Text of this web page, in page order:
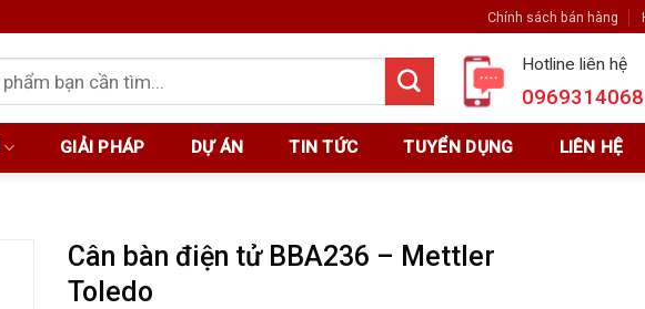
Chính sách bán hàng
Hotline liên hệ
0969314068
GIẢI PHÁP DỰ ÁN TIN TỨC TUYỂN DỤNG LIÊN HỆ
Cân bàn điện tử BBA236 – Mettler
Toledo